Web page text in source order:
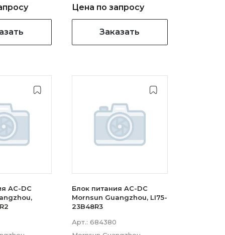
Цена по запросу
Заказать
AC-DC
Блок питания AC-DC
Mornsun Guangzhou, LI75-
23B48R3
Арт.: 684380